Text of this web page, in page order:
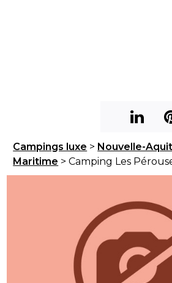
Campings luxe > Nouvelle-
Maritime > Camping Les